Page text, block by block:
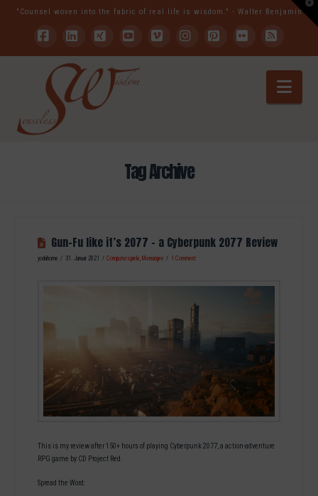
"Counsel woven into the fabric of real life is wisdom." - Walter Benjamin
FacebookLinkedIn
XING YouTubeVimeoInstagramPinterest
FlickrRSS
Tag Archive
Gun-Fu like it’s 2077 – a Cyberpunk 2077 Review
yodahome 31. Januar 2021 Computerspiele, Meinungen 1 Comment
This is my review after 150+ hours of playing Cyberpunk 2077, a action-adventure
RPG game by CD Project Red.
Spread the Word: